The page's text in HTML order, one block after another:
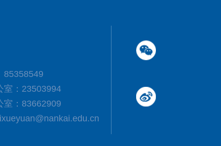
85358549
室：23503994
室：83662909